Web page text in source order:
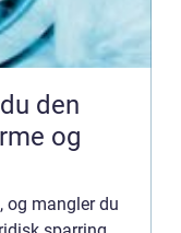
og
og mangler du